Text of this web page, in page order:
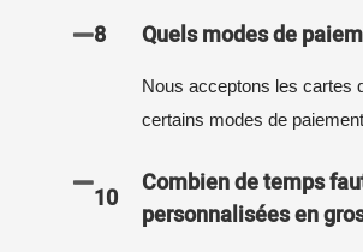
8 Quels modes de
Nous acceptons les cartes
certains modes de
10
Combien de temps
personnalisées en